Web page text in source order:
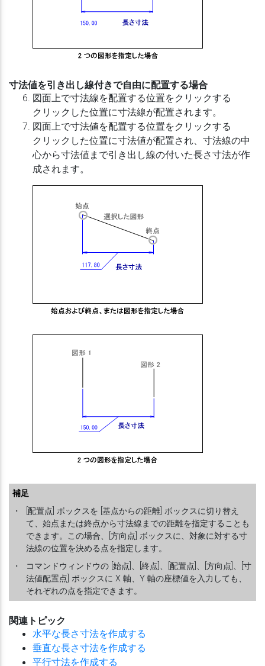
寸法値を引き出し線付きで自由に配置する場合
図面上で寸法線を配置する位置をクリックする
クリックした位置に寸法線が配置されます。
図面上で寸法値を配置する位置をクリックする
クリックした位置に寸法値が配置され、寸法線の中
心から寸法値まで引き出し線の付いた長さ寸法が作
成されます。
補足
・
[配置点] ボックスを [基点からの距離] ボックスに切り替え
て、始点または終点から寸法線までの距離を指定することも
できます。この場合、[方向点] ボックスに、対象に対する寸
法線の位置を決める点を指定します。
・
コマンドウィンドウの [始点]、[終点]、[配置点]、[方向点]、[寸
法値配置点] ボックスに X 軸、Y 軸の座標値を入力しても、
それぞれの点を指定できます。
関連トピック
水平な長さ寸法を作成する
垂直な長さ寸法を作成する
平行寸法を作成する